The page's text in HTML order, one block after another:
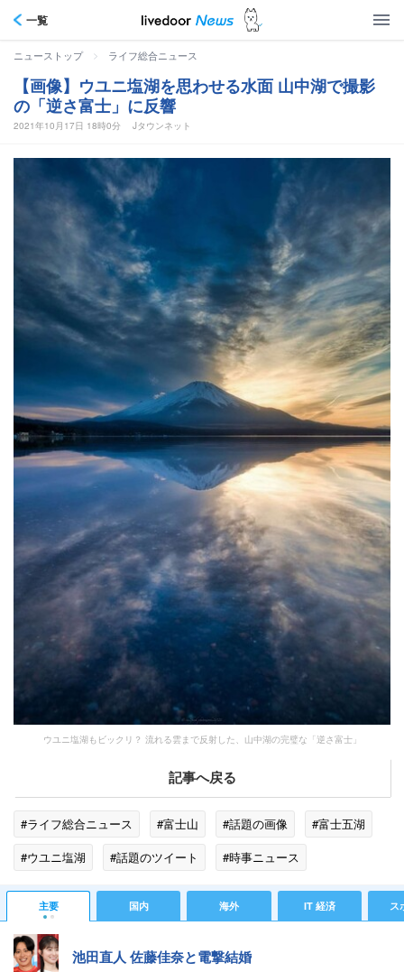
一覧
ニューストップ > ライフ総合ニュース
【画像】ウユニ塩湖を思わせる水面 山中湖で撮影
の「逆さ富士」に反響
2021年10月17日 18時0分 Jタウンネット
ウユニ塩湖もビックリ？ 流れる雲まで反射した、山中湖の完璧な「逆さ富士」
記事へ戻る
#ライフ総合ニュース #富士山 #話題の画像
#富士五湖
#ウユニ塩湖
#話題のツイート #時事ニュース
主要 国内 海外 IT 経済 ス
池田直人 佐藤佳奈と電撃結婚